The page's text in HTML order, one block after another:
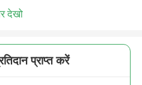
देखो
प्राप्त करें